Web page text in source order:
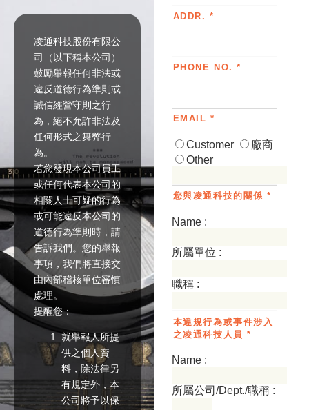
凌通科技股份有限公
司（以下稱本公司）
鼓勵舉報任何非法或
違反道德行為準則或
誠信經營守則之行
為，絕不允許非法及
任何形式之舞弊行
為。
若您發現本公司員工
或任何代表本公司的
相關人士可疑的行為
或可能違反本公司的
道德行為準則時，請
告訴我們。您的舉報
事項，我們將直接交
由內部稽核單位審慎
處理。
提醒您：
就舉報人所提
供之個人資
料，除法律另
有規定外，本
公司將予以保
ADDR. *
PHONE NO. *
EMAIL *
Customer
廠商
Other
您與凌通科技的關係 *
Name :
所屬單位 :
職稱 :
本違規行為或事件涉入
之凌通科技人員 *
Name :
所屬公司/Dept./職稱 :